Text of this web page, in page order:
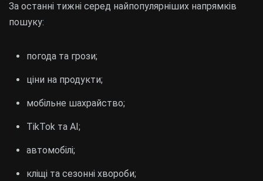
За останні тижні серед найпопулярніших напрямків
пошуку:
погода та грози;
ціни на продукти;
мобільне шахрайство;
TikTok та AI;
автомобілі;
кліщі та сезонні хвороби;